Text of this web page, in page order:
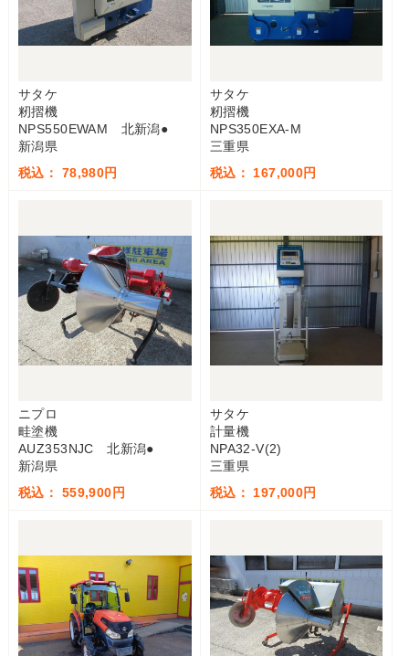
サタケ
籾摺機
NPS550EWAM 北新潟●
新潟県
税込： 78,980円
サタケ
籾摺機
NPS350EXA-M
三重県
税込： 167,000円
ニプロ
畦塗機
AUZ353NJC 北新潟●
新潟県
税込： 559,900円
サタケ
計量機
NPA32-V(2)
三重県
税込： 197,000円